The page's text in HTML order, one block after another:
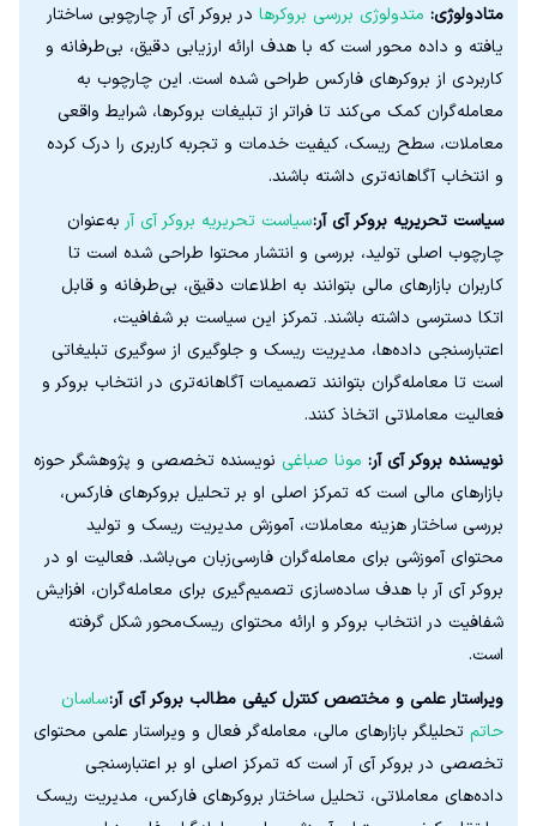
متادولوژی: متدولوژی بررسی بروکرها در بروکر آی آر چارچوبی ساختار
یافته و داده‌ محور است که با هدف ارائه ارزیابی دقیق، بی‌طرفانه و
کاربردی از بروکرهای فارکس طراحی شده است. این چارچوب به
معامله‌گران کمک می‌کند تا فراتر از تبلیغات بروکرها، شرایط واقعی
معاملات، سطح ریسک، کیفیت خدمات و تجربه کاربری را درک کرده
و انتخاب آگاهانه‌تری داشته باشند.
سیاست تحریریه بروکر آی آر:سیاست تحریریه بروکر آی آربه‌عنوان
چارچوب اصلی تولید، بررسی و انتشار محتوا طراحی شده است تا
کاربران بازارهای مالی بتوانند به اطلاعات دقیق، بی‌طرفانه و قابل
اتکا دسترسی داشته باشند. تمرکز این سیاست بر شفافیت،
اعتبارسنجی داده‌ها، مدیریت ریسک و جلوگیری از سوگیری تبلیغاتی
است تا معامله‌گران بتوانند تصمیمات آگاهانه‌تری در انتخاب بروکر و
فعالیت معاملاتی اتخاذ کنند.
نویسنده بروکر آی آر: مونا صباغی نویسنده تخصصی و پژوهشگر حوزه
بازارهای مالی است که تمرکز اصلی او بر تحلیل بروکرهای فارکس،
بررسی ساختار هزینه معاملات، آموزش مدیریت ریسک و تولید
محتوای آموزشی برای معامله‌گران فارسی‌زبان می‌باشد. فعالیت او در
بروکر آی آر با هدف ساده‌سازی تصمیم‌گیری برای معامله‌گران، افزایش
شفافیت در انتخاب بروکر و ارائه محتوای ریسک‌محور شکل گرفته
است.
ویراستار علمی و مختصص کنترل کیفی مطالب بروکر آی آر:ساسان
حاتم تحلیلگر بازارهای مالی، معامله‌گر فعال و ویراستار علمی محتوای
تخصصی در بروکر آی آر است که تمرکز اصلی او بر اعتبارسنجی
داده‌های معاملاتی، تحلیل ساختار بروکرهای فارکس، مدیریت ریسک